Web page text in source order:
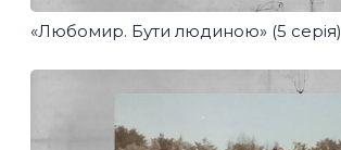
«Любомир. Бути людиною» (5 серія)